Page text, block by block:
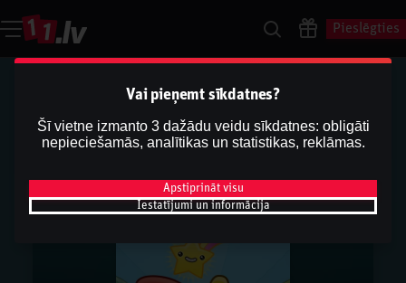
Pieslēgties
Vai pieņemt sīkdatnes?
Šī vietne izmanto 3 dažādu veidu sīkdatnes: obligāti
nepieciešamās, analītikas un statistikas, reklāmas.
Apstiprināt visu
Iestatījumi un informācija